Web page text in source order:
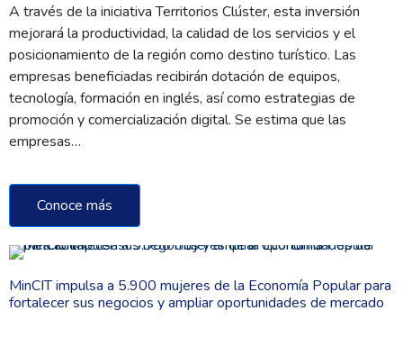
A través de la iniciativa Territorios Clúster, esta inversión
mejorará la productividad, la calidad de los servicios y el
posicionamiento de la región como destino turístico. Las
empresas beneficiadas recibirán dotación de equipos,
tecnología, formación en inglés, así como estrategias de
promoción y comercialización digital. Se estima que las
empresas…
Conoce más
MinCIT impulsa a 5.900 mujeres de la Economía Popular para
fortalecer sus negocios y ampliar oportunidades de mercado